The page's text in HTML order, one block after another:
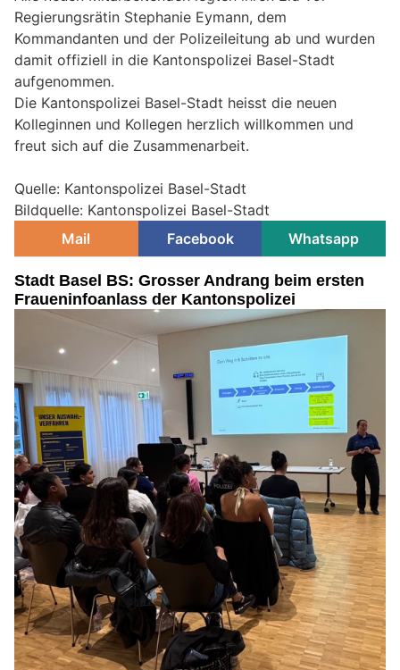
Regierungsrätin Stephanie Eymann, dem
Kommandanten und der Polizeileitung ab und wurden
damit offiziell in die Kantonspolizei Basel-Stadt
aufgenommen.
Die Kantonspolizei Basel-Stadt heisst die neuen
Kolleginnen und Kollegen herzlich willkommen und
freut sich auf die Zusammenarbeit.
Quelle: Kantonspolizei Basel-Stadt
Bildquelle: Kantonspolizei Basel-Stadt
Mail
Facebook Whatsapp
Stadt Basel BS: Grosser Andrang beim ersten
Fraueninfoanlass der Kantonspolizei